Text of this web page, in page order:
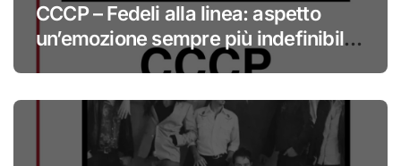
CCCP – Fedeli alla linea: aspetto
un’emozione sempre più indefinibile
#primadinoi